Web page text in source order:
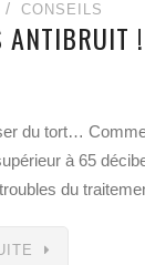
CONSEILS
ANTIBRUIT !
du tort…
à 65
du